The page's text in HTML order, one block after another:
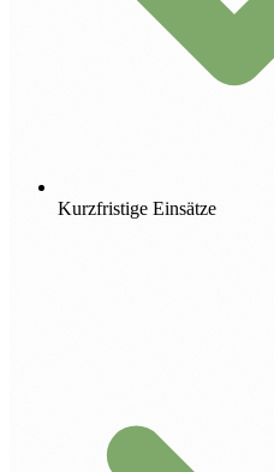
Kurzfristige Einsätze